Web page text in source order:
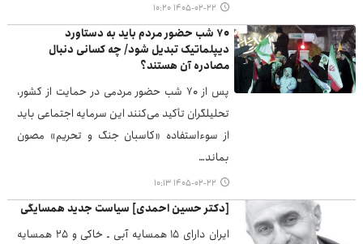
۱۴۰۵-۰۲-۲۲ ۱۰:۲۰
۷۰ شب حضور مردم باید به دستاورد
دیپلماتیک تبدیل شود/ چه کسانی دنبال
مصادره آن هستند؟
پس از ۷۰ شب حضور مردمی در حمایت از کشور،
تحلیلگران تأکید می‌کنند این سرمایه اجتماعی باید
از سوءاستفاده «کاسبان جنگ و تحریم» مصون
بماند…
۱۴۰۵-۰۲-۲۲ ۱۰:۱۳
[دکتر حسین احمدی] سیاست جدید همسایگی
ایران دارای ۱۵ همسایه آبی ـ خاکی و ۲۵ همسایه